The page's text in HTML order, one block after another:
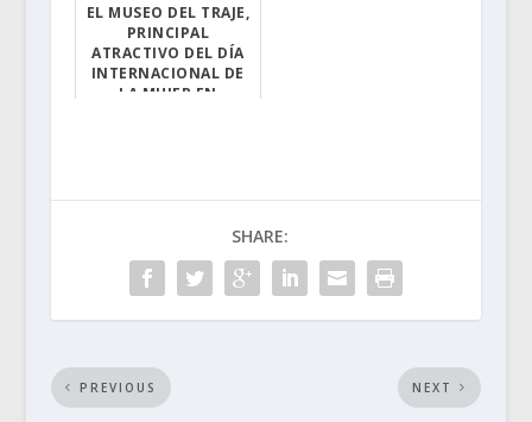
EL MUSEO DEL TRAJE,
PRINCIPAL
ATRACTIVO DEL DÍA
INTERNACIONAL DE
LA MUJER EN
SHARE:
PREVIOUS NEXT